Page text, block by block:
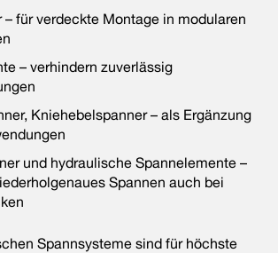
– für verdeckte Montage in modularen
– verhindern zuverlässig
Kniehebelspanner – als Ergänzung
und hydraulische Spannelemente –
Spannen auch bei
Spannsysteme sind für höchste